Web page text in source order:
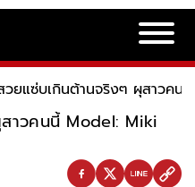
วยแซ่บเกินต้านจริงๆ ผุสาวค
าวคนนี้ Model: Miki